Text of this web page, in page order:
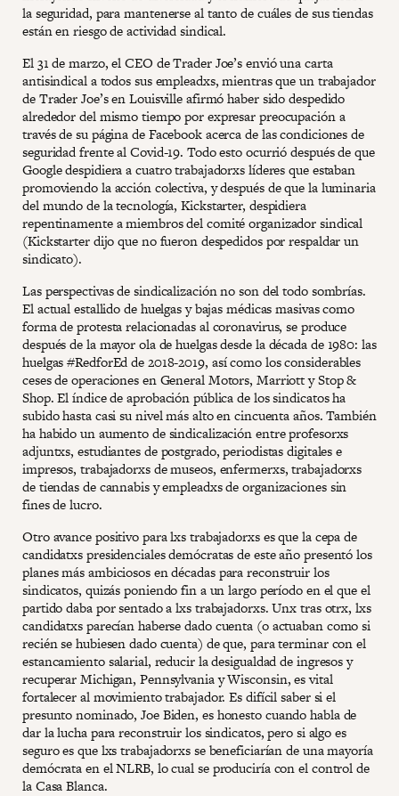
la seguridad, para mantenerse al tanto de cuáles de sus tiendas
están en riesgo de actividad sindical.
El 31 de marzo, el CEO de Trader Joe’s envió una carta
antisindical a todos sus empleadxs, mientras que un trabajador
de Trader Joe’s en Louisville afirmó haber sido despedido
alrededor del mismo tiempo por expresar preocupación a
través de su página de Facebook acerca de las condiciones de
seguridad frente al Covid-19. Todo esto ocurrió después de que
Google despidiera a cuatro trabajadorxs líderes que estaban
promoviendo la acción colectiva, y después de que la luminaria
del mundo de la tecnología, Kickstarter, despidiera
repentinamente a miembros del comité organizador sindical
(Kickstarter dijo que no fueron despedidos por respaldar un
sindicato).
Las perspectivas de sindicalización no son del todo sombrías.
El actual estallido de huelgas y bajas médicas masivas como
forma de protesta relacionadas al coronavirus, se produce
después de la mayor ola de huelgas desde la década de 1980: las
huelgas #RedforEd de 2018-2019, así como los considerables
ceses de operaciones en General Motors, Marriott y Stop &
Shop. El índice de aprobación pública de los sindicatos ha
subido hasta casi su nivel más alto en cincuenta años. También
ha habido un aumento de sindicalización entre profesorxs
adjuntxs, estudiantes de postgrado, periodistas digitales e
impresos, trabajadorxs de museos, enfermerxs, trabajadorxs
de tiendas de cannabis y empleadxs de organizaciones sin
fines de lucro.
Otro avance positivo para lxs trabajadorxs es que la cepa de
candidatxs presidenciales demócratas de este año presentó los
planes más ambiciosos en décadas para reconstruir los
sindicatos, quizás poniendo fin a un largo período en el que el
partido daba por sentado a lxs trabajadorxs. Unx tras otrx, lxs
candidatxs parecían haberse dado cuenta (o actuaban como si
recién se hubiesen dado cuenta) de que, para terminar con el
estancamiento salarial, reducir la desigualdad de ingresos y
recuperar Michigan, Pennsylvania y Wisconsin, es vital
fortalecer al movimiento trabajador. Es difícil saber si el
presunto nominado, Joe Biden, es honesto cuando habla de
dar la lucha para reconstruir los sindicatos, pero si algo es
seguro es que lxs trabajadorxs se beneficiarían de una mayoría
demócrata en el NLRB, lo cual se produciría con el control de
la Casa Blanca.